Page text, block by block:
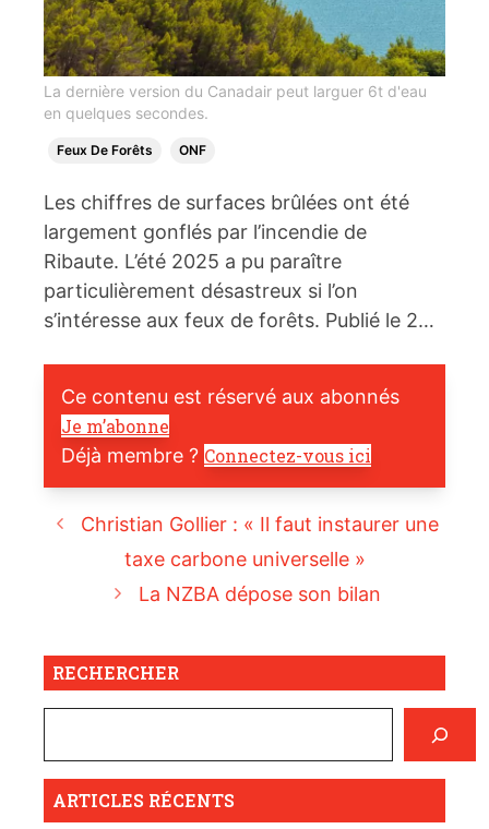
La dernière version du Canadair peut larguer 6t d'eau
en quelques secondes.
Feux De Forêts ONF
Les chiffres de surfaces brûlées ont été
largement gonflés par l’incendie de
Ribaute. L’été 2025 a pu paraître
particulièrement désastreux si l’on
s’intéresse aux feux de forêts. Publié le 2…
Ce contenu est réservé aux abonnés
Je m’abonne
Déjà membre ? Connectez-vous ici
Christian Gollier : « Il faut instaurer une
taxe carbone universelle »
La NZBA dépose son bilan
RECHERCHER
ARTICLES RÉCENTS